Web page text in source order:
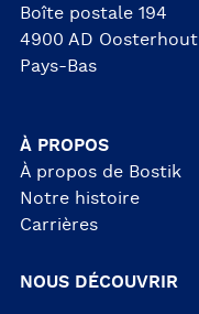
Boîte postale 194
4900 AD Oosterhout
Pays-Bas
À PROPOS
À propos de Bostik
Notre histoire
Carrières
NOUS DÉCOUVRIR